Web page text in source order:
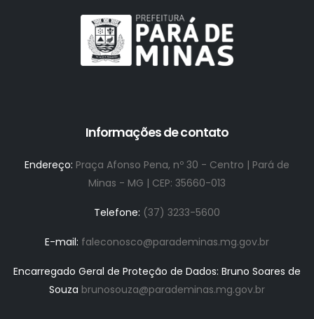
Informações de contato
Endereço: Praça Afonso Pena, nº 30 - Centro | Pará de
Minas - MG | CEP: 35660-013
Telefone: (37) 3233-5600
E-mail: faleconosco@parademinas.mg.gov.br
Encarregado Geral de Proteção de Dados: Bruno Soares de
Souza brunosouza@parademinas.mg.gov.br